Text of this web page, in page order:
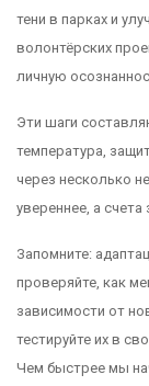
тени в парках и
волонтёрских
личную
Эти шаги
температура,
через несколько
увереннее, а
Запомните:
проверяйте, как
зависимости от
тестируйте их в
Чем быстрее мы